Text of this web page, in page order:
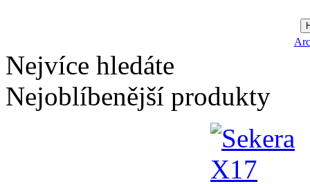
Nejvíce hledáte
Nejoblíbenější produkty